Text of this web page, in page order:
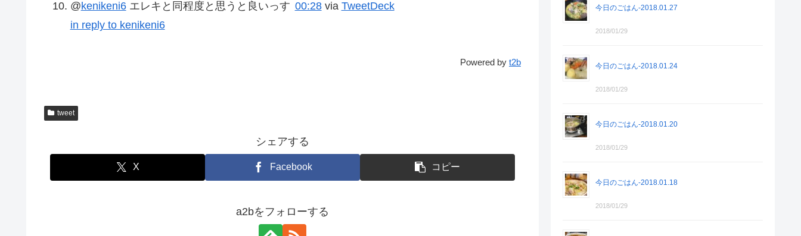
@kenikeni6エレキと同程度と思うと良いっす 00:28 via TweetDeck
in reply to kenikeni6
Powered by t2b
tweet
シェアする
X Facebook コピー
a2bをフォローする
今日のごはん-2018.01.27
2018/01/29
今日のごはん-2018.01.24
2018/01/29
今日のごはん-2018.01.20
2018/01/29
今日のごはん-2018.01.18
2018/01/29